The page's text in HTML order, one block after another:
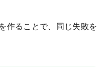
作ることで、同じ失敗を